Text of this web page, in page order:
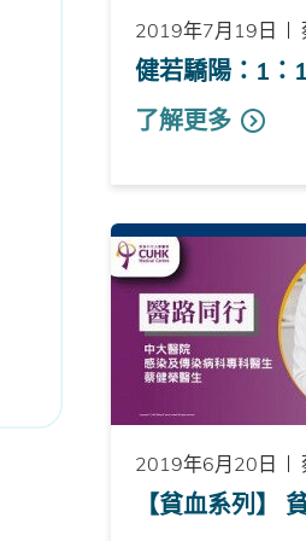
2019年7月19日
健若驕陽：1：
了解更多
2019年6月20日
【貧血系列】